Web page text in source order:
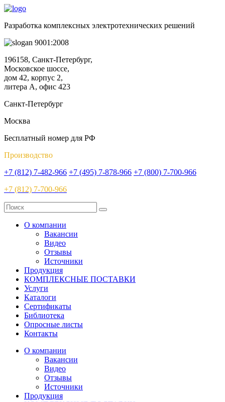
Разработка комплексных электротехнических решений
9001:2008
196158, Санкт-Петербург,
Московское шоссе,
дом 42, корпус 2,
литера А, офис 423
Санкт-Петербург
Москва
Бесплатный номер для РФ
Производство
+7 (812) 7-482-966 +7 (495) 7-878-966 +7 (800) 7-700-966
+7 (812) 7-700-966
О компании
Вакансии
Видео
Отзывы
Источники
Продукция
КОМПЛЕКСНЫЕ ПОСТАВКИ
Услуги
Каталоги
Сертификаты
Библиотека
Опросные листы
Контакты
О компании
Вакансии
Видео
Отзывы
Источники
Продукция